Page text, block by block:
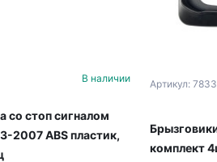
В наличии
со стоп сигналом
2007 ABS пластик,
Артикул: 7833
комплект